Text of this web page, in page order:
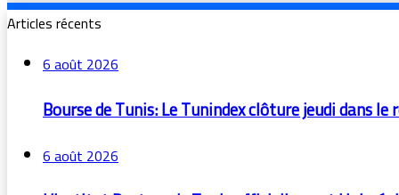
Articles récents
6 août 2026
Bourse de Tunis: Le Tunindex clôture jeudi dans le
6 août 2026